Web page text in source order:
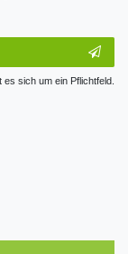
es sich um ein Pflichtfeld.